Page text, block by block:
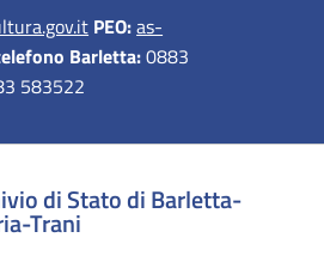
PEO:as-
Barletta:0883
583522
di Stato di Barletta-
Trani